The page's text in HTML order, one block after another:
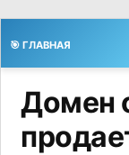
🎯 ГЛАВНАЯ
Домен